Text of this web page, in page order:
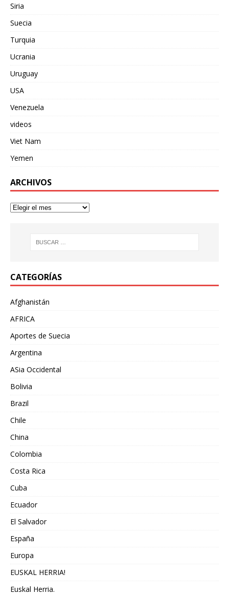
Siria
Suecia
Turquia
Ucrania
Uruguay
USA
Venezuela
videos
Viet Nam
Yemen
ARCHIVOS
CATEGORÍAS
Afghanistán
AFRICA
Aportes de Suecia
Argentina
ASia Occidental
Bolivia
Brazil
Chile
China
Colombia
Costa Rica
Cuba
Ecuador
El Salvador
España
Europa
EUSKAL HERRIA!
Euskal Herria.